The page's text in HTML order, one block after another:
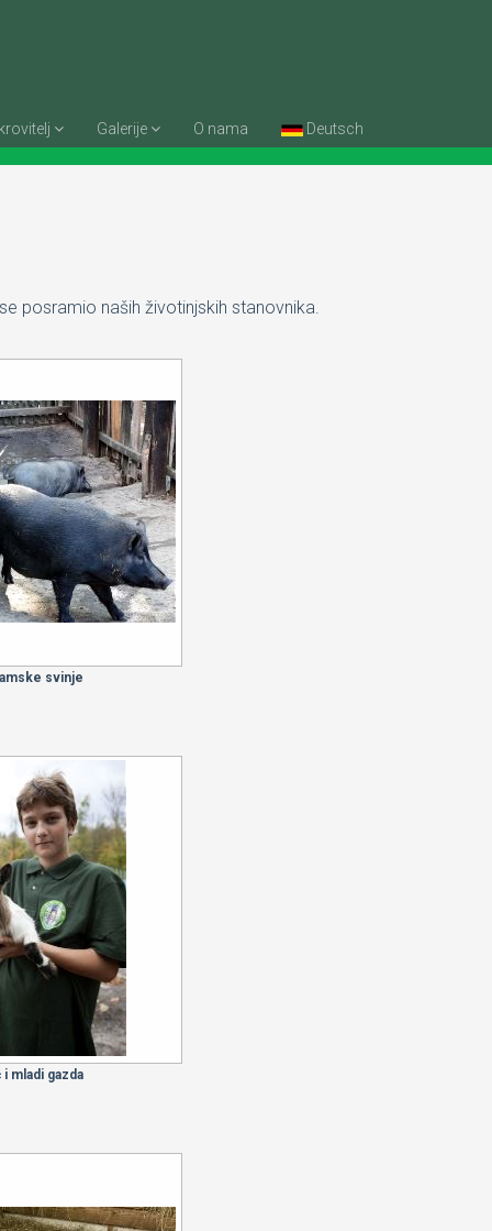
Galerije O nama Deutsch
posramio naših životinjskih stanovnika.
svinje
mladi gazda